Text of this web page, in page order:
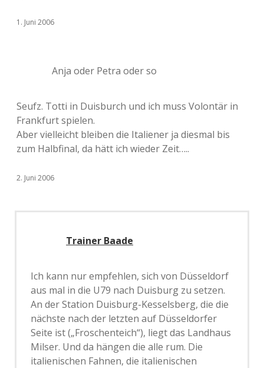
1. Juni 2006
Anja oder Petra oder so
Seufz. Totti in Duisburch und ich muss Volontär in
Frankfurt spielen.
Aber vielleicht bleiben die Italiener ja diesmal bis
zum Halbfinal, da hätt ich wieder Zeit…..
2. Juni 2006
Trainer Baade
Ich kann nur empfehlen, sich von Düsseldorf
aus mal in die U79 nach Duisburg zu setzen.
An der Station Duisburg-Kesselsberg, die die
nächste nach der letzten auf Düsseldorfer
Seite ist („Froschenteich“), liegt das Landhaus
Milser. Und da hängen die alle rum. Die
italienischen Fahnen, die italienischen